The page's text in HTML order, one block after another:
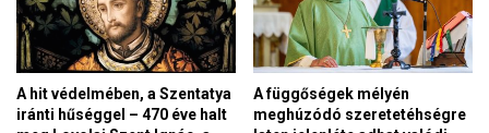
T
r
u
m
p
l
A hit védelmében, a Szentatya
iránti hűséggel – 470 éve halt
A függőségek mélyén
meghúzódó szeretetéhségre